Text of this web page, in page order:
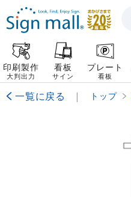
印刷製作
大判出力
看板
サイン
プレート
看板
一覧に戻る | トップ